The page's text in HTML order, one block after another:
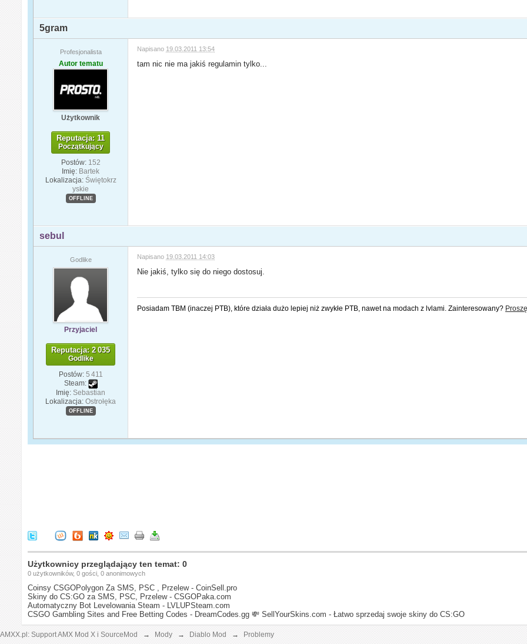
5gram
Profesjonalista
Autor tematu
Użytkownik
Reputacja: 11
Początkujący
Postów: 152
Imię: Bartek
Lokalizacja: Świętokrz
yskie
OFFLINE
Napisano 19.03.2011 13:54
tam nic nie ma jakiś regulamin tylko...
sebul
Godlike
Przyjaciel
Reputacja: 2 035
Godlike
Postów: 5 411
Steam:
Imię: Sebastian
Lokalizacja: Ostrołęka
OFFLINE
Napisano 19.03.2011 14:03
Nie jakiś, tylko się do niego dostosuj.
Posiadam TBM (inaczej PTB), które działa dużo lepiej niż zwykłe PTB, nawet na modach z lvlami. Zainteresowany?
Użytkownicy przeglądający ten temat: 0
0 użytkowników, 0 gości, 0 anonimowych
Coinsy CSGOPolygon Za SMS, PSC , Przelew - CoinSell.pro
Skiny do CS:GO za SMS, PSC, Przelew - CSGOPaka.com
Automatyczny Bot Levelowania Steam - LVLUPSteam.com
CSGO Gambling Sites and Free Betting Codes - DreamCodes.gg 💸 SellYourSkins.com - Łatwo sprzedaj swoje skiny do CS:GO
AMXX.pl: Support AMX Mod X i SourceMod → Mody → Diablo Mod → Problemy